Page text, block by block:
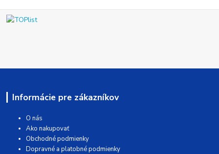
Informácie pre zákazníkov
O nás
Ako nakupovať
Obchodné podmienky
Dopravné a platobné podmienky